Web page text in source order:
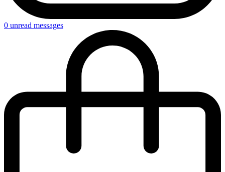
0 unread messages